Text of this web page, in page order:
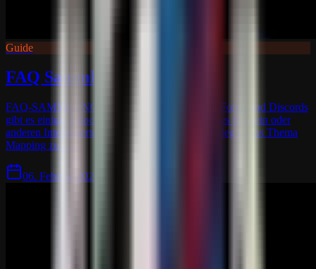
Guide
FAQ Sammlung zu Rust Edit
FAQ-SAMMLUNG ZU RUSTEDIT RustEdit Foren und Discords
gibt es einige, jedoch zumeist auf Englisch, was es dem ein oder
anderen Interessierten schwer macht, einen Einstieg in das Thema
Mapping zu…
06. Februar 2024